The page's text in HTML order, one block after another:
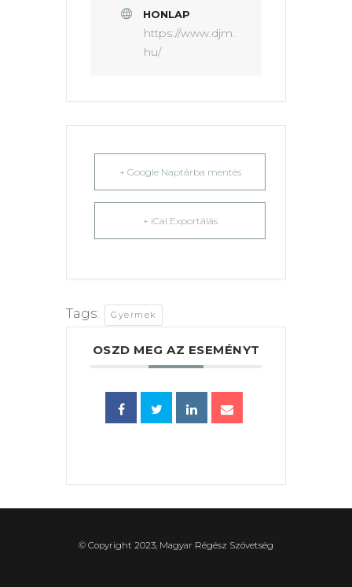
HONLAP
https://www.djm.
hu/
+ Google Naptárba mentés
+ iCal Exportálás
Tags: Gyermek
OSZD MEG AZ ESEMÉNYT
© Copyright 2023, Magyar Régész Szövetség